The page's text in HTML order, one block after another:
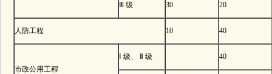
Ⅲ 级 30 20
人防工程 10 40
市政公用工程
Ⅰ 级、 Ⅱ 级 40